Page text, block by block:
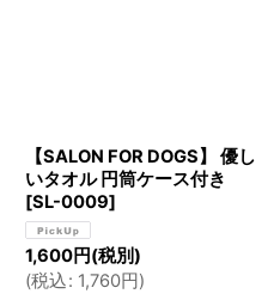
【SALON FOR DOGS】 優し
いタオル 円筒ケース付き
[SL-0009]
1,600円(税別)
(税込: 1,760円)